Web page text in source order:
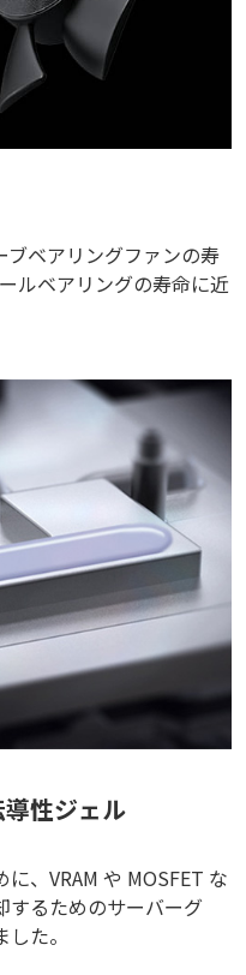
ブベアリングファンの寿
ルベアリングの寿命に近
性ジェル
、VRAM や MOSFET な
するためのサーバーグ
た。